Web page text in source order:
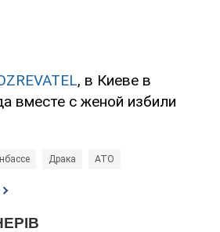
, в Киеве в
вместе с женой избили
Драка АТО